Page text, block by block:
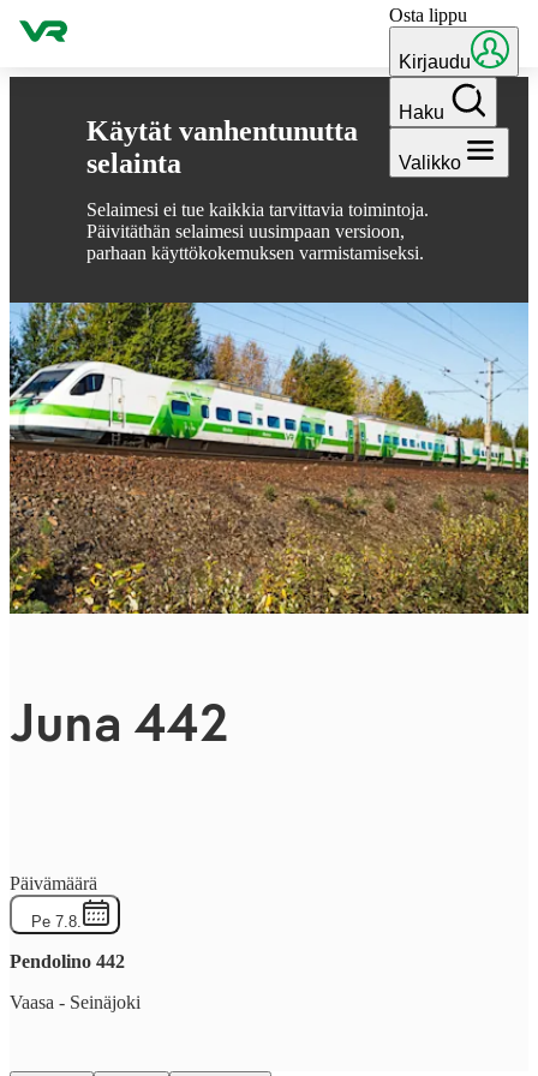
Käytät vanhentunutta
selainta
Selaimesi ei tue kaikkia tarvittavia toimintoja.
Päivitäthän selaimesi uusimpaan versioon,
parhaan käyttökokemuksen varmistamiseksi.
Hyppää sisältöön Osta lippu
Kirjaudu
Haku
Valikko
Juna 442
Päivämäärä
Pe 7.8.
Pendolino 442
Vaasa - Seinäjoki